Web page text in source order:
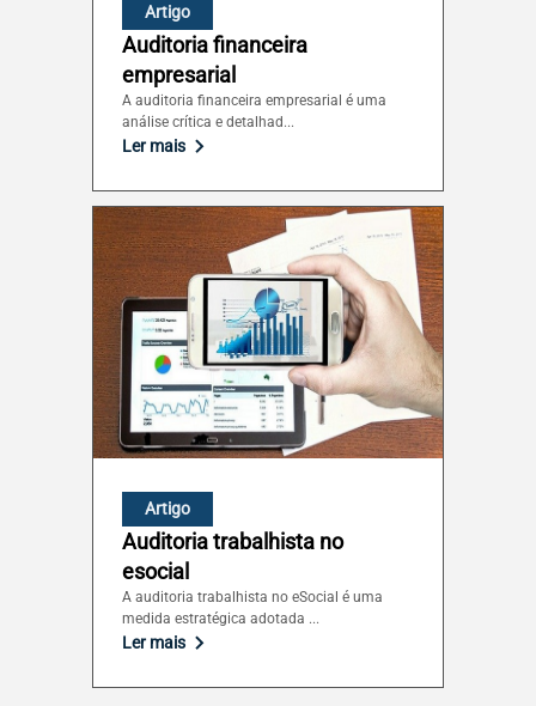
Artigo
Auditoria financeira
empresarial
A auditoria financeira empresarial é uma
análise crítica e detalhad...
Ler mais
Artigo
Auditoria trabalhista no
esocial
A auditoria trabalhista no eSocial é uma
medida estratégica adotada ...
Ler mais